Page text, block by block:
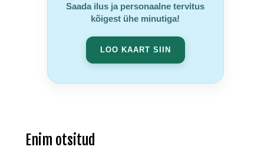
Saada ilus ja personaalne tervitus
kõigest ühe minutiga!
LOO KAART SIIN
Enim otsitud